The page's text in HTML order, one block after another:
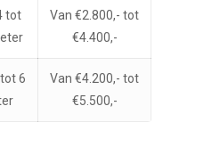
tot
Van €2.800,- tot
€4.400,-
6
Van €4.200,- tot
€5.500,-